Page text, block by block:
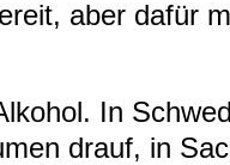
aber dafür
In
drauf, in